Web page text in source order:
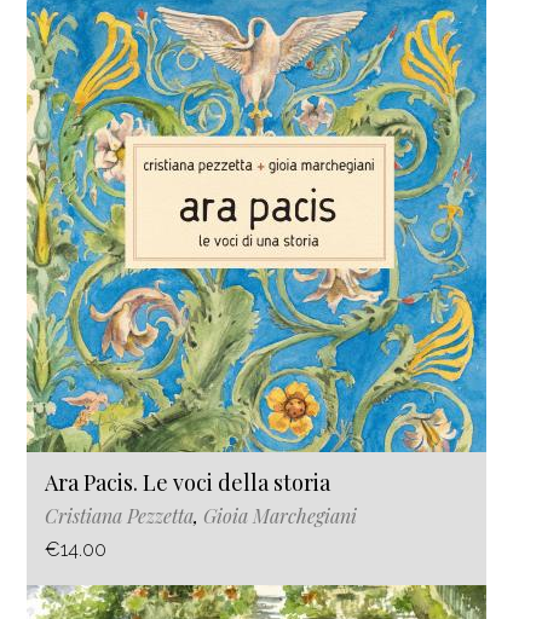
Ara Pacis. Le voci della storia
Cristiana Pezzetta, Gioia Marchegiani
€14.00